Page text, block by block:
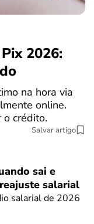
2026:
na hora via
online.
o crédito.
Salvar artigo
sai e
salarial
salarial de 2026